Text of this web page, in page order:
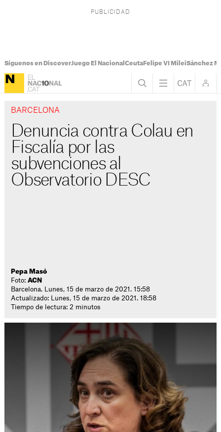
Síguenos en DiscoverJuego El Nacional CeutaFelipe VI MileiSánchez
BARCELONA
Denuncia contra Colau en
Fiscalía por las
subvenciones al
Observatorio DESC
Pepa Masó
Foto:ACN
Barcelona. Lunes, 15 de marzo de 2021. 15:58
Actualizado: Lunes, 15 de marzo de 2021. 18:58
Tiempo de lectura: 2 minutos